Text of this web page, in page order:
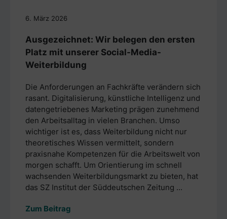
6. März 2026
Ausgezeichnet: Wir belegen den ersten
Platz mit unserer Social-Media-
Weiterbildung
Die Anforderungen an Fachkräfte verändern sich
rasant. Digitalisierung, künstliche Intelligenz und
datengetriebenes Marketing prägen zunehmend
den Arbeitsalltag in vielen Branchen. Umso
wichtiger ist es, dass Weiterbildung nicht nur
theoretisches Wissen vermittelt, sondern
praxisnahe Kompetenzen für die Arbeitswelt von
morgen schafft. Um Orientierung im schnell
wachsenden Weiterbildungsmarkt zu bieten, hat
das SZ Institut der Süddeutschen Zeitung ...
Zum Beitrag